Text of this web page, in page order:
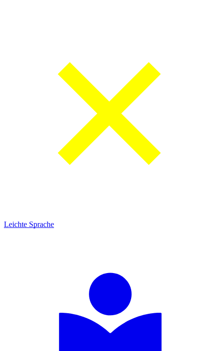
Leichte Sprache